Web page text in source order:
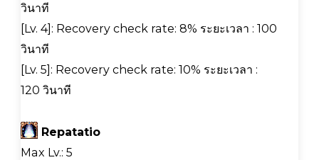
วินาที
[Lv. 4]: Recovery check rate: 8% ระยะเวลา : 100
วินาที
[Lv. 5]: Recovery check rate: 10% ระยะเวลา :
120 วินาที
Repatatio
Max Lv.: 5